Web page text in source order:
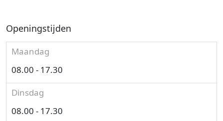
Openingstijden
Maandag
08.00 - 17.30
Dinsdag
08.00 - 17.30